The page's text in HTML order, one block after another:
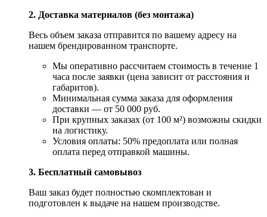
2. Доставка материалов (без монтажа)
Весь объем заказа отправится по вашему адресу на
нашем брендированном транспорте.
Мы оперативно рассчитаем стоимость в течение 1
часа после заявки (цена зависит от расстояния и
габаритов).
Минимальная сумма заказа для оформления
доставки — от 50 000 руб.
При крупных заказах (от 100 м²) возможны скидки
на логистику.
Условия оплаты: 50% предоплата или полная
оплата перед отправкой машины.
3. Бесплатный самовывоз
Ваш заказ будет полностью скомплектован и
подготовлен к выдаче на нашем производстве.